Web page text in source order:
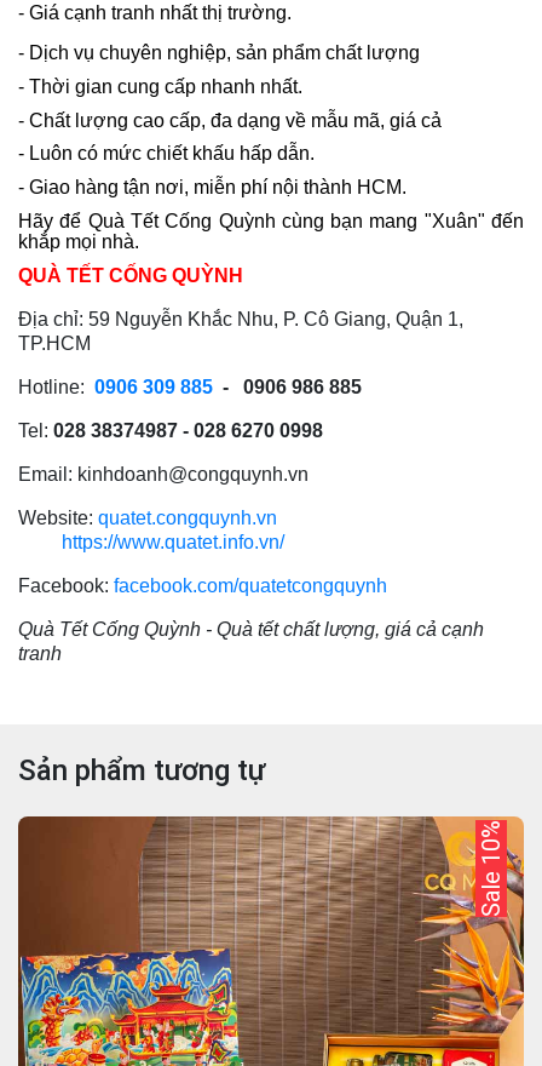
- Giá cạnh tranh nhất thị trường.
- Dịch vụ chuyên nghiệp, sản phẩm chất lượng
- Thời gian cung cấp nhanh nhất.
- Chất lượng cao cấp, đa dạng về mẫu mã, giá cả
- Luôn có mức chiết khấu hấp dẫn.
- Giao hàng tận nơi, miễn phí nội thành HCM.
Hãy để Quà Tết Cống Quỳnh cùng bạn mang "Xuân" đến
khắp mọi nhà.
QUÀ TẾT CỐNG QUỲNH
Địa chỉ: 59 Nguyễn Khắc Nhu, P. Cô Giang, Quận 1,
TP.HCM
Hotline: 0906 309 885 - 0906 986 885
Tel: 028 38374987 - 028 6270 0998
Email: kinhdoanh@congquynh.vn
Website: quatet.congquynh.vn
https://www.quatet.info.vn/
Facebook: facebook.com/quatetcongquynh
Quà Tết Cống Quỳnh - Quà tết chất lượng, giá cả cạnh
tranh
Sản phẩm tương tự
Sale 10%